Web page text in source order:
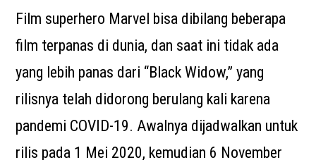
Film superhero Marvel bisa dibilang beberapa
film terpanas di dunia, dan saat ini tidak ada
yang lebih panas dari “Black Widow,” yang
rilisnya telah didorong berulang kali karena
pandemi COVID-19. Awalnya dijadwalkan untuk
rilis pada 1 Mei 2020, kemudian 6 November